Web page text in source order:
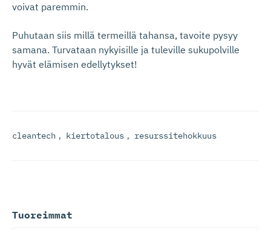
voivat paremmin.
Puhutaan siis millä termeillä tahansa, tavoite pysyy
samana. Turvataan nykyisille ja tuleville sukupolville
hyvät elämisen edellytykset!
cleantech , kiertotalous , resurssitehokkuus
Tuoreimmat